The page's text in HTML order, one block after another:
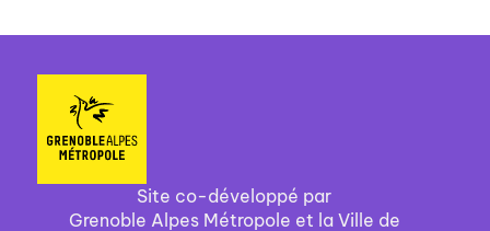
Site co-développé par
Grenoble Alpes Métropole et la Ville de